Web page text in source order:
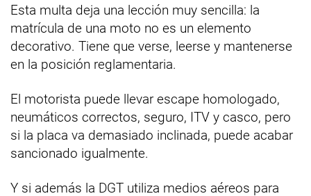
Esta multa deja una lección muy sencilla: la
matrícula de una moto no es un elemento
decorativo. Tiene que verse, leerse y mantenerse
en la posición reglamentaria.
El motorista puede llevar escape homologado,
neumáticos correctos, seguro, ITV y casco, pero
si la placa va demasiado inclinada, puede acabar
sancionado igualmente.
Y si además la DGT utiliza medios aéreos para